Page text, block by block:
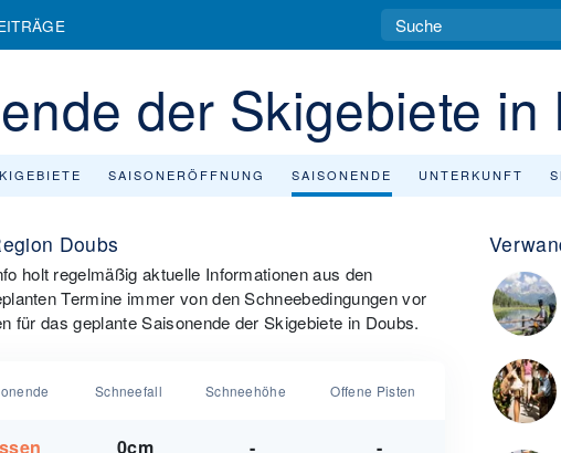
der Skigebiete in
SAISONERÖFFNUNG SAISONENDE UNTERKUNFT
Doubs
holt regelmäßig aktuelle Informationen aus den
Termine immer von den Schneebedingungen vor
für das geplante Saisonende der Skigebiete in Doubs.
Schneefall Schneehöhe Offene Pisten
0cm - -